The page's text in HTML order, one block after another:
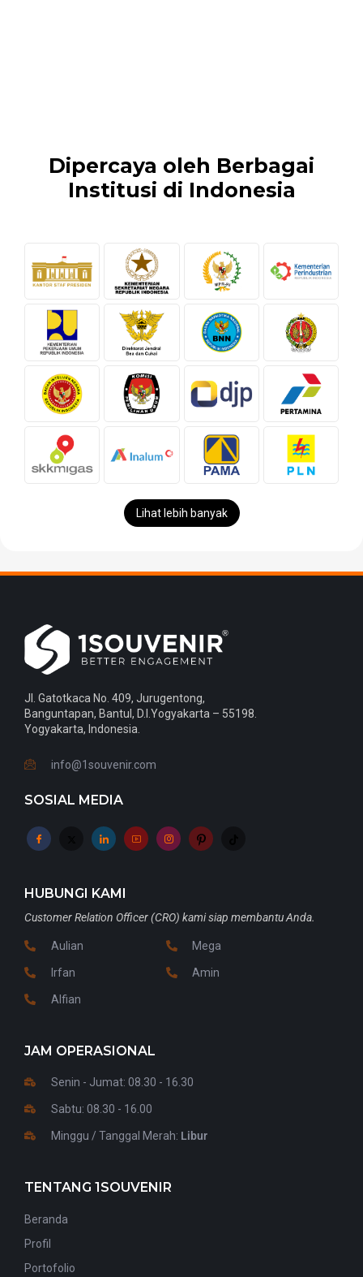
Dipercaya oleh Berbagai
Institusi di Indonesia
Lihat lebih banyak
Jl. Gatotkaca No. 409, Jurugentong,
Banguntapan, Bantul, D.I.Yogyakarta – 55198.
Yogyakarta, Indonesia.
info@1souvenir.com
SOSIAL MEDIA
HUBUNGI KAMI
Customer Relation Officer (CRO) kami siap membantu Anda.
Aulian
Irfan
Alfian
Mega
Amin
JAM OPERASIONAL
Senin - Jumat: 08.30 - 16.30
Sabtu: 08.30 - 16.00
Minggu / Tanggal Merah: Libur
TENTANG 1SOUVENIR
Beranda
Profil
Portofolio